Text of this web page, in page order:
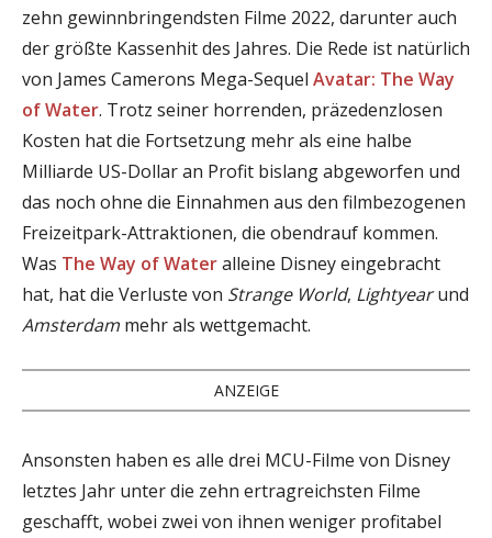
zehn gewinnbringendsten Filme 2022, darunter auch
der größte Kassenhit des Jahres. Die Rede ist natürlich
von James Camerons Mega-Sequel Avatar: The Way
of Water. Trotz seiner horrenden, präzedenzlosen
Kosten hat die Fortsetzung mehr als eine halbe
Milliarde US-Dollar an Profit bislang abgeworfen und
das noch ohne die Einnahmen aus den filmbezogenen
Freizeitpark-Attraktionen, die obendrauf kommen.
Was The Way of Wateralleine Disney eingebracht
hat, hat die Verluste von Strange World, Lightyearund
Amsterdam mehr als wettgemacht.
ANZEIGE
Ansonsten haben es alle drei MCU-Filme von Disney
letztes Jahr unter die zehn ertragreichsten Filme
geschafft, wobei zwei von ihnen weniger profitabel